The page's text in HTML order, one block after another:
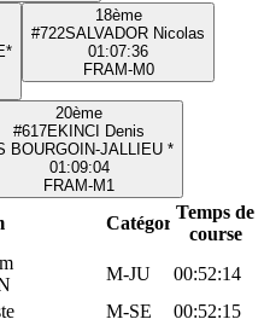
18ème
#722SALVADOR Nicolas
01:07:36
FRAM-M0
20ème
#617EKINCI Denis
BOURGOIN-JALLIEU *
01:09:04
FRAM-M1
Catégorie
Temps de
course
M-JU
00:52:14
M-SE
00:52:15